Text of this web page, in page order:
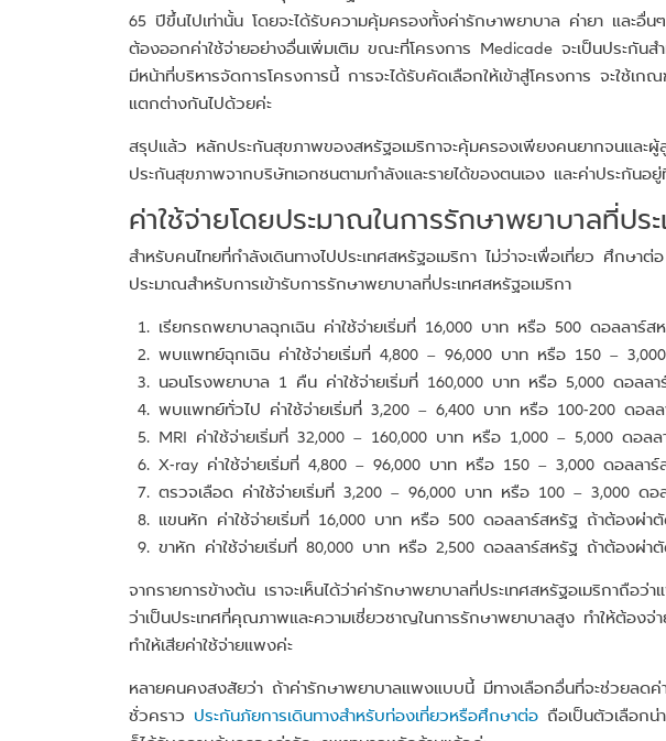
65 ปีขึ้นไปเท่านั้น โดยจะได้รับความคุ้มครองทั้งค่ารักษาพยาบาล ค่ายา และอื่
ต้องออกค่าใช้จ่ายอย่างอื่นเพิ่มเติม ขณะที่โครงการ Medicade จะเป็นประกัน
มีหน้าที่บริหารจัดการโครงการนี้ การจะได้รับคัดเลือกให้เข้าสู่โครงการ จะใ
แตกต่างกันไปด้วยค่ะ
สรุปแล้ว หลักประกันสุขภาพของสหรัฐอเมริกาจะคุ้มครองเพียงคนยากจนและ
ประกันสุขภาพจากบริษัทเอกชนตามกำลังและรายได้ของตนเอง และค่าประกั
ค่าใช้จ่ายโดยประมาณในการรักษาพยาบาลที่ประ
สำหรับคนไทยที่กำลังเดินทางไปประเทศสหรัฐอเมริกา ไม่ว่าจะเพื่อเที่ยว ศึก
ประมาณสำหรับการเข้ารับการรักษาพยาบาลที่ประเทศสหรัฐอเมริกา
เรียกรถพยาบาลฉุกเฉิน ค่าใช้จ่ายเริ่มที่ 16,000 บาท หรือ 500 ดอลลาร์ส
พบแพทย์ฉุกเฉิน ค่าใช้จ่ายเริ่มที่ 4,800 – 96,000 บาท หรือ 150 –
นอนโรงพยาบาล 1 คืน ค่าใช้จ่ายเริ่มที่ 160,000 บาท หรือ 5,000 ดอลลา
พบแพทย์ทั่วไป ค่าใช้จ่ายเริ่มที่ 3,200 – 6,400 บาท หรือ 100-200 ดอลล
MRI ค่าใช้จ่ายเริ่มที่ 32,000 – 160,000 บาท หรือ 1,000 – 5,000 ดอลล
X-ray ค่าใช้จ่ายเริ่มที่ 4,800 – 96,000 บาท หรือ 150 – 3,000 ดอลลาร์
ตรวจเลือด ค่าใช้จ่ายเริ่มที่ 3,200 – 96,000 บาท หรือ 100 – 3,000 ดอ
แขนหัก ค่าใช้จ่ายเริ่มที่ 16,000 บาท หรือ 500 ดอลลาร์สหรัฐ ถ้าต้องผ่
ขาหัก ค่าใช้จ่ายเริ่มที่ 80,000 บาท หรือ 2,500 ดอลลาร์สหรัฐ ถ้าต้องผ่
จากรายการข้างต้น เราจะเห็นได้ว่าค่ารักษาพยาบาลที่ประเทศสหรัฐอเมริกาถือว่
ว่าเป็นประเทศที่คุณภาพและความเชี่ยวชาญในการรักษาพยาบาลสูง ทำให้ต้อง
ทำให้เสียค่าใช้จ่ายแพงค่ะ
หลายคนคงสงสัยว่า ถ้าค่ารักษาพยาบาลแพงแบบนี้ มีทางเลือกอื่นที่จะช่วยลด
ชั่วคราว ประกันภัยการเดินทางสำหรับท่องเที่ยวหรือศึกษาต่อ ถือเป็นตัวเลือกน่